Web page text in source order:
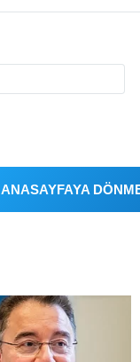
ANASAYFAYA